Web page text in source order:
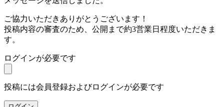
ご協力いただきありがとうございます！
投稿内容の審査のため、公開まで約3営業日程度いただきま
す。
ログインが必要です
投稿には会員登録およびログインが必要です